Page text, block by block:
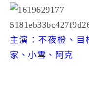
主演：不夜橙、
家、小雪、阿克